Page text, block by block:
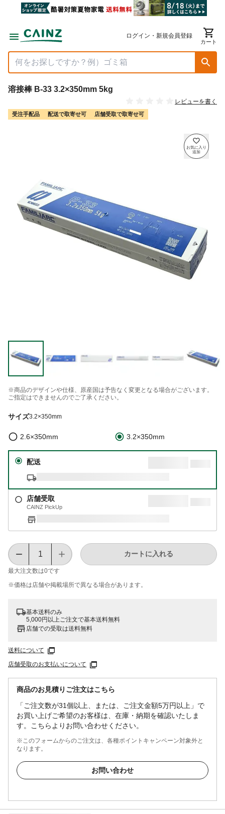
ログイン・新規会員登録
カート
溶接棒 B-33 3.2×350mm 5kg
レビューを書く
受注手配品 配送で取寄せ可 店舗受取で取寄せ可
※商品のデザインや仕様、原産国は予告なく変更となる場合がございます。
ご指定はできませんのでご了承ください。
サイズ3.2×350mm
2.6×350mm 3.2×350mm
配送
店舗受取
CAINZ PickUp
最大注文数は0です
カートに入れる
※価格は​店舗や​掲載場所で​異なる​場合が​あります。
基本送料のみ
5,000円以上ご注文で基本送料無料
店舗での受取は送料無料
送料について
店舗受取のお支払いについて
商品のお見積りご注文はこちら
「ご注文数が31個以上、または、ご注文金額5万円以上」で
お買い上げご希望のお客様は、在庫・納期を確認いたしま
す。こちらよりお問い合わせください。
※このフォームからのご注文は、各種ポイントキャンペーン対象外と
なります。
お問い合わせ